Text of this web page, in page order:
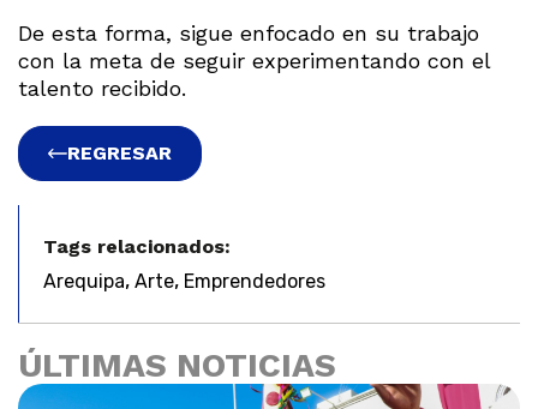
De esta forma, sigue enfocado en su trabajo
con la meta de seguir experimentando con el
talento recibido.
REGRESAR
Tags relacionados:
Arequipa, Arte, Emprendedores
ÚLTIMAS NOTICIAS